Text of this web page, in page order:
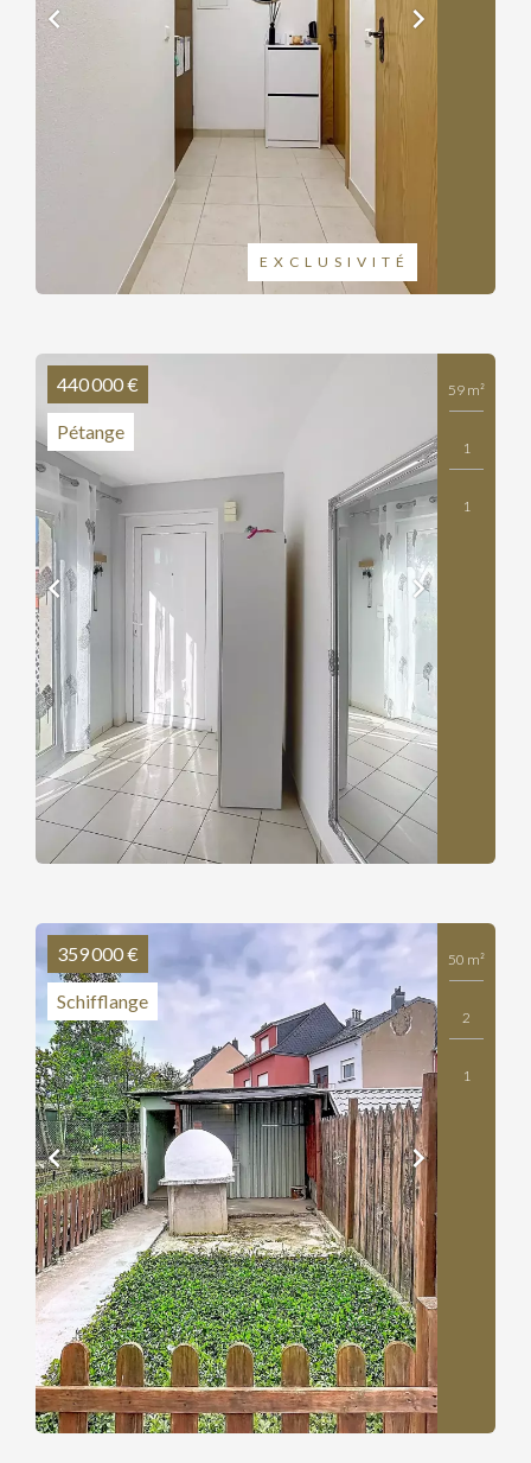
EXCLUSIVITÉ
440 000 €
Pétange
59 m²
1
1
359 000 €
Schifflange
50 m²
2
1